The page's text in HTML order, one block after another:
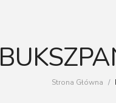
Strona Główna /